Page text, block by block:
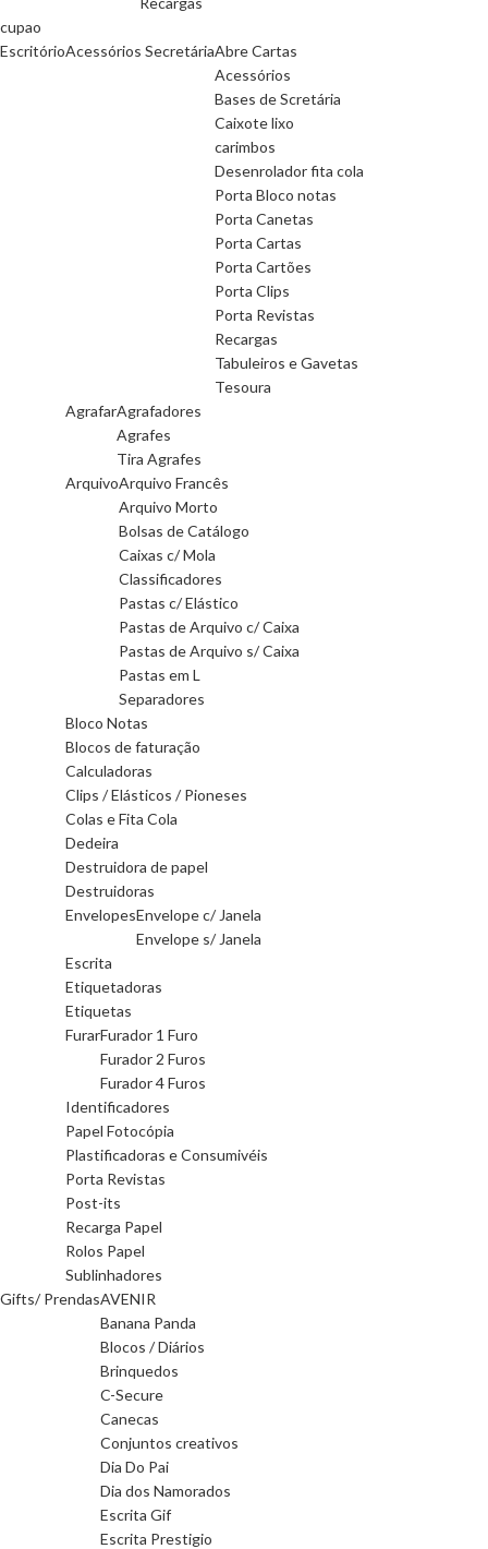
cupao
EscritórioAcessórios SecretáriaAbre Cartas
Acessórios
Bases de Scretária
Caixote lixo
carimbos
Desenrolador fita cola
Porta Bloco notas
Porta Canetas
Porta Cartas
Porta Cartões
Porta Clips
Porta Revistas
Recargas
Tabuleiros e Gavetas
Tesoura
AgrafarAgrafadores
Agrafes
Tira Agrafes
ArquivoArquivo Francês
Arquivo Morto
Bolsas de Catálogo
Caixas c/ Mola
Classificadores
Pastas c/ Elástico
Pastas de Arquivo c/ Caixa
Pastas de Arquivo s/ Caixa
Pastas em L
Separadores
Bloco Notas
Blocos de faturação
Calculadoras
Clips / Elásticos / Pioneses
Colas e Fita Cola
Dedeira
Destruidora de papel
Destruidoras
EnvelopesEnvelope c/ Janela
Envelope s/ Janela
Escrita
Etiquetadoras
Etiquetas
FurarFurador 1 Furo
Furador 2 Furos
Furador 4 Furos
Identificadores
Papel Fotocópia
Plastificadoras e Consumivéis
Porta Revistas
Post-its
Recarga Papel
Rolos Papel
Sublinhadores
Gifts/ PrendasAVENIR
Banana Panda
Blocos / Diários
Brinquedos
C-Secure
Canecas
Conjuntos creativos
Dia Do Pai
Dia dos Namorados
Escrita Gif
Escrita Prestigio